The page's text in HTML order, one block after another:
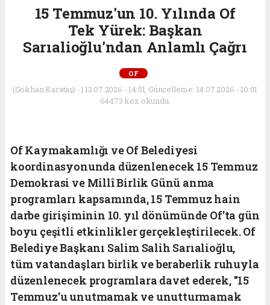
15 Temmuz'un 10. Yılında Of
Tek Yürek: Başkan
Sarıalioğlu'ndan Anlamlı Çağrı
OF
(Gökhan Karataş) - | 13.07.2026 - 14:51, Güncelleme: 14.07.2026 - 10:01
64473 kez okundu.
Of Kaymakamlığı ve Of Belediyesi
koordinasyonunda düzenlenecek 15 Temmuz
Demokrasi ve Millî Birlik Günü anma
programları kapsamında, 15 Temmuz hain
darbe girişiminin 10. yıl dönümünde Of'ta gün
boyu çeşitli etkinlikler gerçekleştirilecek. Of
Belediye Başkanı Salim Salih Sarıalioğlu,
tüm vatandaşları birlik ve beraberlik ruhuyla
düzenlenecek programlara davet ederek, "15
Temmuz'u unutmamak ve unutturmamak